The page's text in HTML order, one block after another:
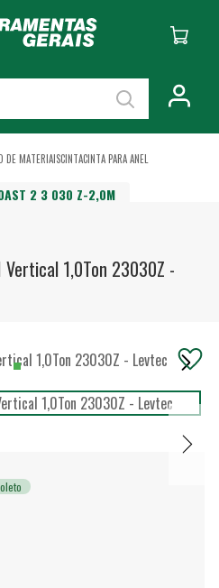
DE MATERIAISCINTACINTA PARA ANEL
2 3 030 Z-2,0M
1,0Ton 23030Z -